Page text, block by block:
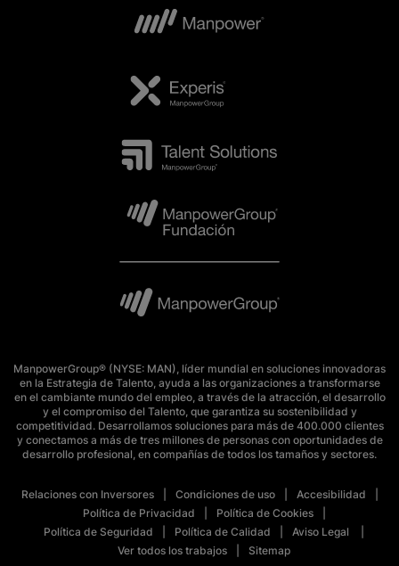
ManpowerGroup® (NYSE: MAN), líder mundial en soluciones innovadoras
en la Estrategia de Talento, ayuda a las organizaciones a transformarse
en el cambiante mundo del empleo, a través de la atracción, el desarrollo
y el compromiso del Talento, que garantiza su sostenibilidad y
competitividad. Desarrollamos soluciones para más de 400.000 clientes
y conectamos a más de tres millones de personas con oportunidades de
desarrollo profesional, en compañías de todos los tamaños y sectores.
Relaciones con Inversores Condiciones de uso
Accesibilidad
Política de Privacidad
Política de Cookies
Política de Seguridad
Política de Calidad
Aviso Legal
Ver todos los trabajos
Sitemap